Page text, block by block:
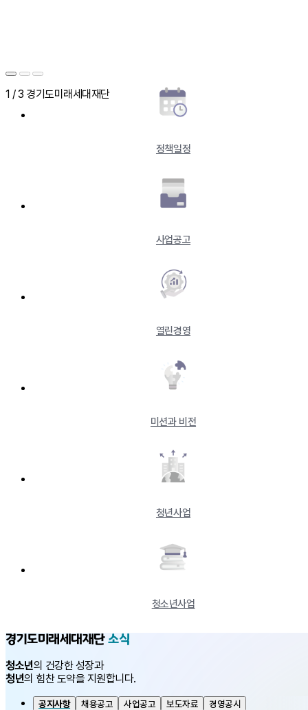
1 / 3 경기도미래세대재단
정책일정
사업공고
열린경영
미션과 비전
청년사업
청소년사업
경기도미래세대재단소식
청소년의 건강한 성장과
청년의 힘찬 도약을 지원합니다.
공지사항 채용공고 사업공고 보도자료 경영공시